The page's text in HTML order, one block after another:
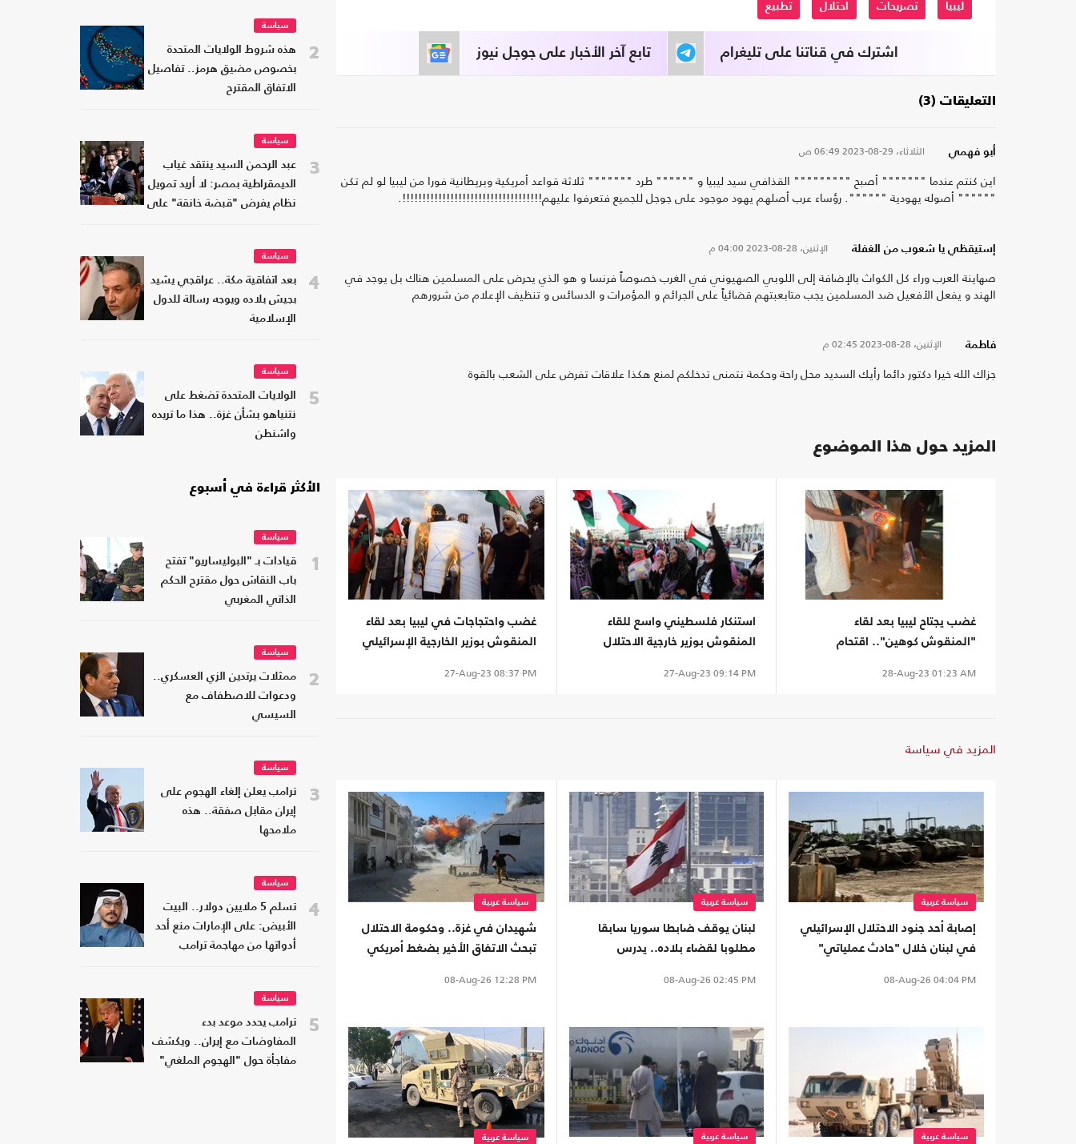
ليبيا تصريحات احتلال تطبيع
تابع آخر الأخبار على جوجل نيوز اشترك في قناتنا على تليغرام
التعليقات (3)
أبو فهمي الثلاثاء، 29-08-2023 06:49 ص
اين كنتم عندما """"""" أصبح """"""""" القذافي سيد ليبيا و """""" طرد """"""" ثلاثة قواعد أمريكية وبريطانية فورا من ليبيا لو لم تكن
"""""" أصوله يهودية """""". رؤساء عرب أصلهم يهود موجود على جوجل للجميع فتعرفوا عليهم!!!!!!!!!!!!!!!!!!!!!!!!!!!!!!!!!!!.
إستيقظي يا شعوب من الغفلة الإثنين، 28-08-2023 04:00 م
صهاينة العرب وراء كل الكواث بالإضافة إلى اللوبي الصهيوني في الغرب خصوصاً فرنسا و هو الذي يحرض على المسلمين هناك بل يوجد في
الهند و يفعل الأفعيل ضد المسلمين يجب متابعبتهم قضائياً على الجرائم و المؤمرات و الدسائس و تنظيف الإعلام من شرورهم
فاطمة الإثنين، 28-08-2023 02:45 م
جزاك الله خيرا دكتور دائما رأيك السديد محل راحة وحكمة نتمنى تدخلكم لمنع هكذا علاقات تفرض على الشعب بالقوة
المزيد حول هذا الموضوع
غضب يجتاح ليبيا بعد لقاء
"المنقوش كوهين".. اقتحام
28-Aug-23 01:23 AM
استنكار فلسطيني واسع للقاء
المنقوش بوزير خارجية الاحتلال
27-Aug-23 09:14 PM
غضب واحتجاجات في ليبيا بعد لقاء
المنقوش بوزير الخارجية الإسرائيلي
27-Aug-23 08:37 PM
المزيد في سياسة
سياسة عربية
إصابة أحد جنود الاحتلال الإسرائيلي
في لبنان خلال "حادث عملياتي"
08-Aug-26 04:04 PM
سياسة عربية
لبنان يوقف ضابطا سوريا سابقا
مطلوبا لقضاء بلاده.. يدرس
08-Aug-26 02:45 PM
سياسة عربية
شهيدان في غزة.. وحكومة الاحتلال
تبحث الاتفاق الأخير بضغط أمريكي
08-Aug-26 12:28 PM
سياسة عربية سياسة عربية سياسة عربية
2
سياسة
هذه شروط الولايات المتحدة
بخصوص مضيق هرمز.. تفاصيل
الاتفاق المقترح
3
سياسة
عبد الرحمن السيد ينتقد غياب
الديمقراطية بمصر: لا أريد تمويل
نظام يفرض "قبضة خانقة" على
4
سياسة
بعد اتفاقية مكة.. عراقجي يشيد
بجيش بلاده ويوجه رسالة للدول
الإسلامية
5
سياسة
الولايات المتحدة تضغط على
نتنياهو بشأن غزة.. هذا ما تريده
واشنطن
الأكثر قراءة في أسبوع
1
سياسة
قيادات بـ "البوليساريو" تفتح
باب النقاش حول مقترح الحكم
الذاتي المغربي
2
سياسة
ممثلات يرتدين الزي العسكري..
ودعوات للاصطفاف مع
السيسي
3
سياسة
ترامب يعلن إلغاء الهجوم على
إيران مقابل صفقة.. هذه
ملامحها
4
سياسة
تسلم 5 ملايين دولار.. البيت
الأبيض: على الإمارات منع أحد
أدواتها من مهاجمة ترامب
5
سياسة
ترامب يحدد موعد بدء
المفاوضات مع إيران.. ويكشف
مفاجأة حول "الهجوم الملغي"